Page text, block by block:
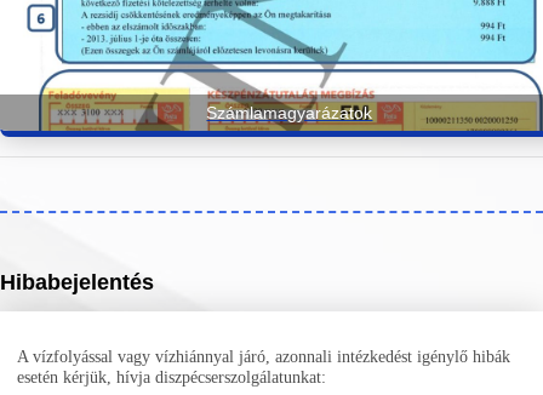
Számlamagyarázatok
Hibabejelentés
A vízfolyással vagy vízhiánnyal járó, azonnali intézkedést igénylő hibák
esetén kérjük, hívja diszpécserszolgálatunkat: